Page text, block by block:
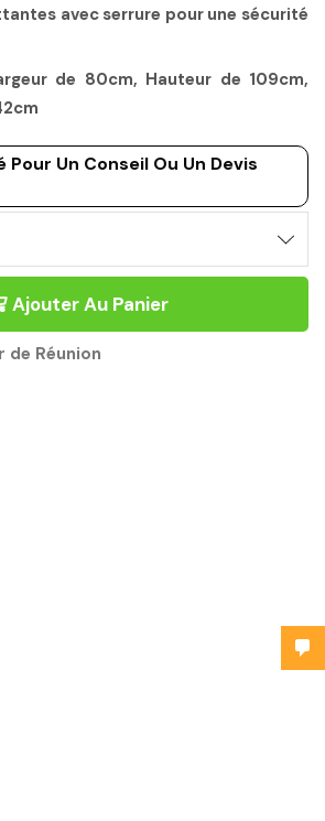
avec serrure pour une sécurité
de 80cm, Hauteur de 109cm,
Un Conseil Ou Un Devis
Ajouter Au Panier
de Réunion